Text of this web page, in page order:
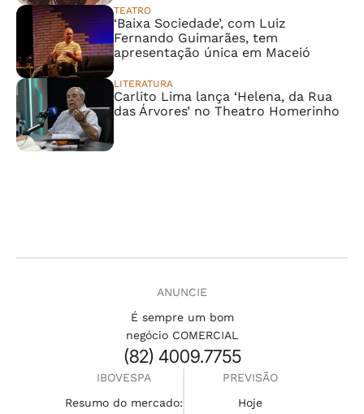
TEATRO
‘Baixa Sociedade’, com Luiz
Fernando Guimarães, tem
apresentação única em Maceió
LITERATURA
Carlito Lima lança ‘Helena, da Rua
das Árvores’ no Theatro Homerinho
ANUNCIE
É sempre um bom
negócio COMERCIAL
(82) 4009.7755
IBOVESPA
Resumo do mercado:
PREVISÃO
Hoje